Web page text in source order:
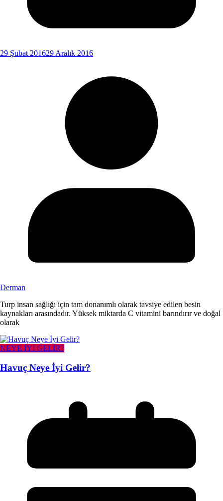
29 Şubat 201629 Aralık 2016
Derman
Turp insan sağlığı için tam donanımlı olarak tavsiye edilen besin
kaynakları arasındadır. Yüksek miktarda C vitamini barındırır ve doğal
olarak
NEYE İYİ GELİR?
Havuç Neye İyi Gelir?